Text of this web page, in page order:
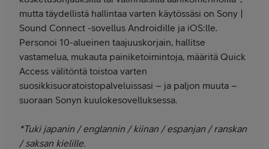
mutta täydellistä hallintaa varten käytössäsi on Sony |
Sound Connect -sovellus Androidille ja iOS:lle.
Personoi 10-alueinen taajuuskorjain, hallitse
vastamelua, mukauta painiketoimintoja, määritä Quick
Access välitöntä toistoa varten
suosikkisuoratoistopalveluissasi – ja paljon muuta –
suoraan Sonyn kuulokesovelluksessa.
*Tuki japanin / englannin / kiinan / espanjan / ranskan
/ saksan kielille.